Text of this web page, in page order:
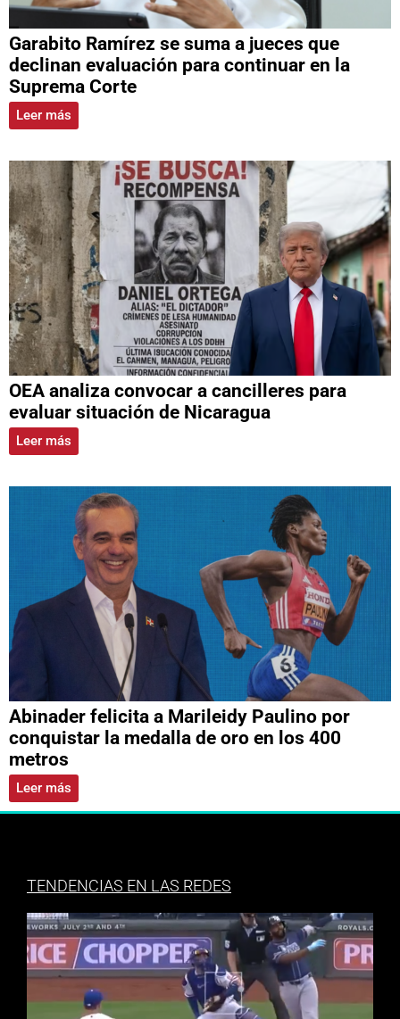
Garabito Ramírez se suma a jueces que
declinan evaluación para continuar en la
Suprema Corte
Leer más
OEA analiza convocar a cancilleres para
evaluar situación de Nicaragua
Leer más
Abinader felicita a Marileidy Paulino por
conquistar la medalla de oro en los 400
metros
Leer más
TENDENCIAS EN LAS REDES